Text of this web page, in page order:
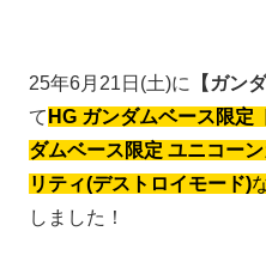
25年6月21日(土)に 【ガン
て HG ガンダムベース限定
ダムベース限定 ユニコー
リティ(デストロイモード)
しました！